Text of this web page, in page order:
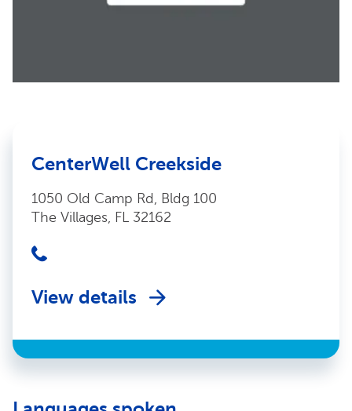
CenterWell Creekside
1050 Old Camp Rd, Bldg 100
The Villages, FL 32162
View details